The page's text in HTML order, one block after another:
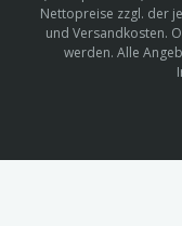
Nettopreise zzgl. der
und Versandkosten.
werden. Alle